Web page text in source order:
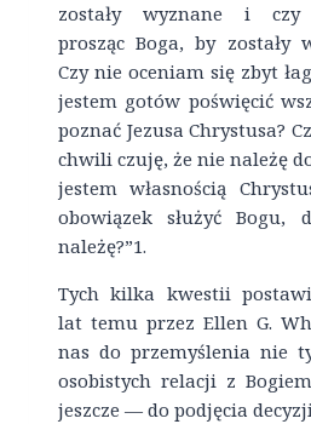
zostały wyznane i czy
prosząc Boga, by zostały
Czy nie oceniam się zbyt
jestem gotów poświęcić
poznać Jezusa Chrystusa?
chwili czuję, że nie należę
jestem własnością
obowiązek służyć Bogu,
należę?”1.
Tych kilka kwestii
lat temu przez Ellen G.
nas do przemyślenia nie
osobistych relacji z
jeszcze — do podjęcia